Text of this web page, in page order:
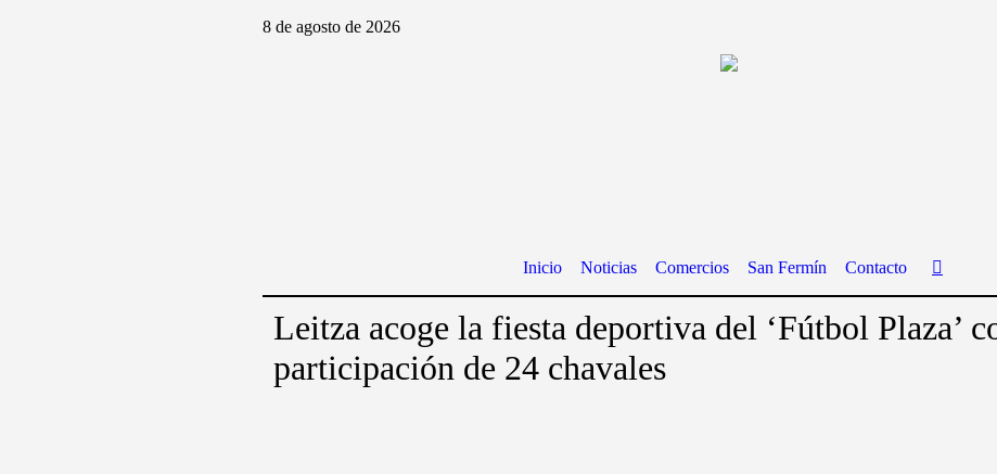
8 de agosto de 2026
Inicio Noticias Comercios San Fermín Contacto
Leitza acoge la fiesta deportiva del ‘Fútbol Plaza’
participación de 24 chavales